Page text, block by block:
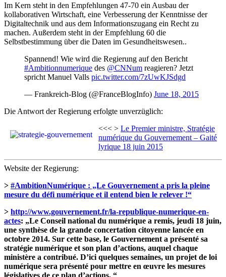
Im Kern steht in den Empfehlungen 47-70 ein Ausbau der
kollaborativen Wirtschaft, eine Verbesserung der Kenntnisse der
Digitaltechnik und aus dem Informationszugang ein Recht zu
machen. Außerdem steht in der Empfehlung 60 die
Selbstbestimmung über die Daten im Gesundheitswesen..
Spannend! Wie wird die Regierung auf den Bericht
#Ambitionnumerique des @CNNum reagieren? Jetzt
spricht Manuel Valls pic.twitter.com/7zUwKJSdgd
— Frankreich-Blog (@FranceBlogInfo) June 18, 2015
Die Antwort der Regierung erfolgte unverzüglich:
<<< > Le Premier ministre, Stratégie
numérique du Gouvernement – Gaité
lyrique 18 juin 2015
Website der Regierung:
> #AmbitionNumérique : „Le Gouvernement a pris la pleine
mesure du défi numérique et il entend bien le relever !“
> http://www.gouvernement.fr/la-republique-numerique-en-
actes: „Le Conseil national du numérique a remis, jeudi 18 juin,
une synthèse de la grande concertation citoyenne lancée en
octobre 2014. Sur cette base, le Gouvernement a présenté sa
stratégie numérique et son plan d’actions, auquel chaque
ministère a contribué. D’ici quelques semaines, un projet de loi
numérique sera présenté pour mettre en œuvre les mesures